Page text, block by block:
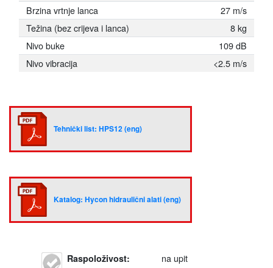
Brzina vrtnje lanca
27 m/s
Težina (bez crijeva i lanca)
8 kg
Nivo buke
109 dB
Nivo vibracija
<2.5 m/s
Tehnički list: HPS12 (eng)
Katalog: Hycon hidraulični alati (eng)
Raspoloživost: na upit